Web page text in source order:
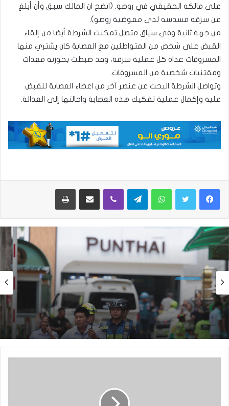
على مالكه الحقيقي في روصو. (اتضح ان المالك سبق وأن أبلغ
عن سرقة مسدسه لدى مفوضية روصو).
من جهة ثانية وفي سياق متصل تمكنت الشرطة أيضا من إلقاء
القبض على شخص من المتواطئين مع العصابة كان يشتري منها
المسروقات غداة كل عملية سرقة، وقد ضبطت بحوزته معدات
ومقتنيات شخصية من المسروقات.
وتواصل الشرطة البحث عن عنصر آخر من اعضاء العصابة للقبض
عليه وإكمال عملية تفكيك هذه العصابة واحالتها إلى العدالة.
واتساب تيلقرام ڤايبر مشاركة عبر البريد طباعة
الأخبار
منذ 5 ساعات
الأخبار
منذ يوم واحد
مقتل 8 أشخاص وإصابة 15 آخرين في هجوم مسلح
نفذه طالب قرب بانكوك